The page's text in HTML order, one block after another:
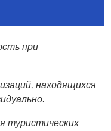
при
находящихся
туристических